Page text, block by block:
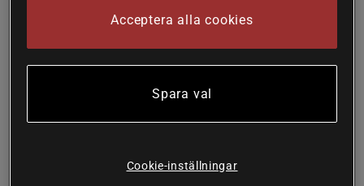
Organic Premium Spirulina
Kiki Health
Köp
Liquid Chlorophyll 125 ml
163 kr
Acceptera alla cookies
Spara val
Cookie-inställningar